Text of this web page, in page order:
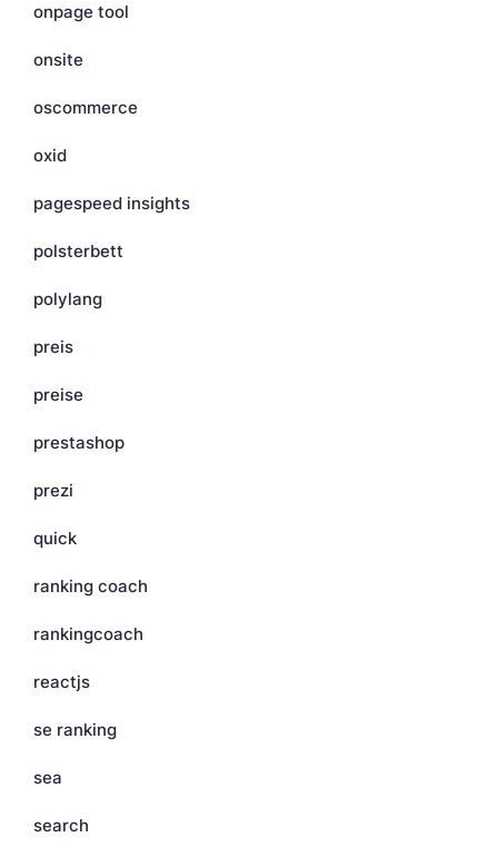
onpage tool
onsite
oscommerce
oxid
pagespeed insights
polsterbett
polylang
preis
preise
prestashop
prezi
quick
ranking coach
rankingcoach
reactjs
se ranking
sea
search